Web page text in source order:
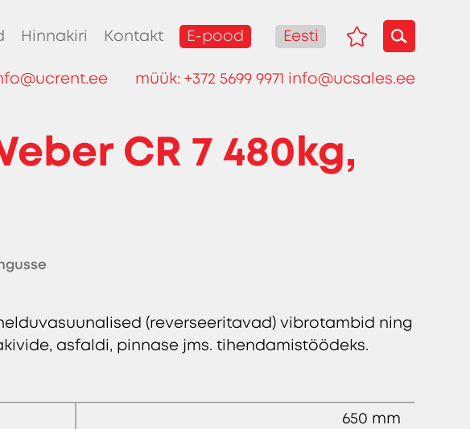
Hinnakiri Kontakt E-pood Eesti
müük: +372 5699 9971 info@ucsales.ee
CR 7 480kg,
(reverseeritavad) vibrotambid ning
asfaldi, pinnase jms. tihendamistöödeks.
650 mm